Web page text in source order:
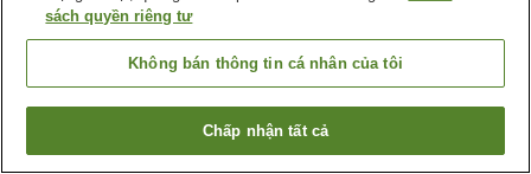
Nhật Bản
Tỉnh Fukushima
Thành phố Aizuwakamatsu
Hotel Takako
Tìm phòng trống
sách quyền riêng tư
Không bán thông tin cá nhân của tôi
Chấp nhận tất cả